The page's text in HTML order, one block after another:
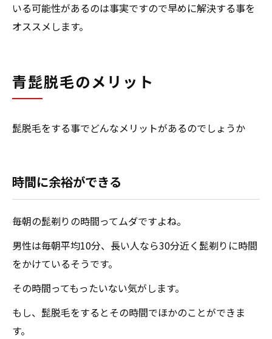
いる可能性があるのは事実ですので早めに解決する事を
オススメします。
青髭脱毛のメリット
髭脱毛をする事でどんなメリットがあるのでしょうか
時間に余裕ができる
毎朝の髭剃りの時間ってムダですよね。
男性は毎朝平均10分、長い人なら30分近く髭剃りに時間
をかけているそうです。
その時間ってもったいない気がします。
もし、髭脱毛をするとその時間でほかのことができま
す。